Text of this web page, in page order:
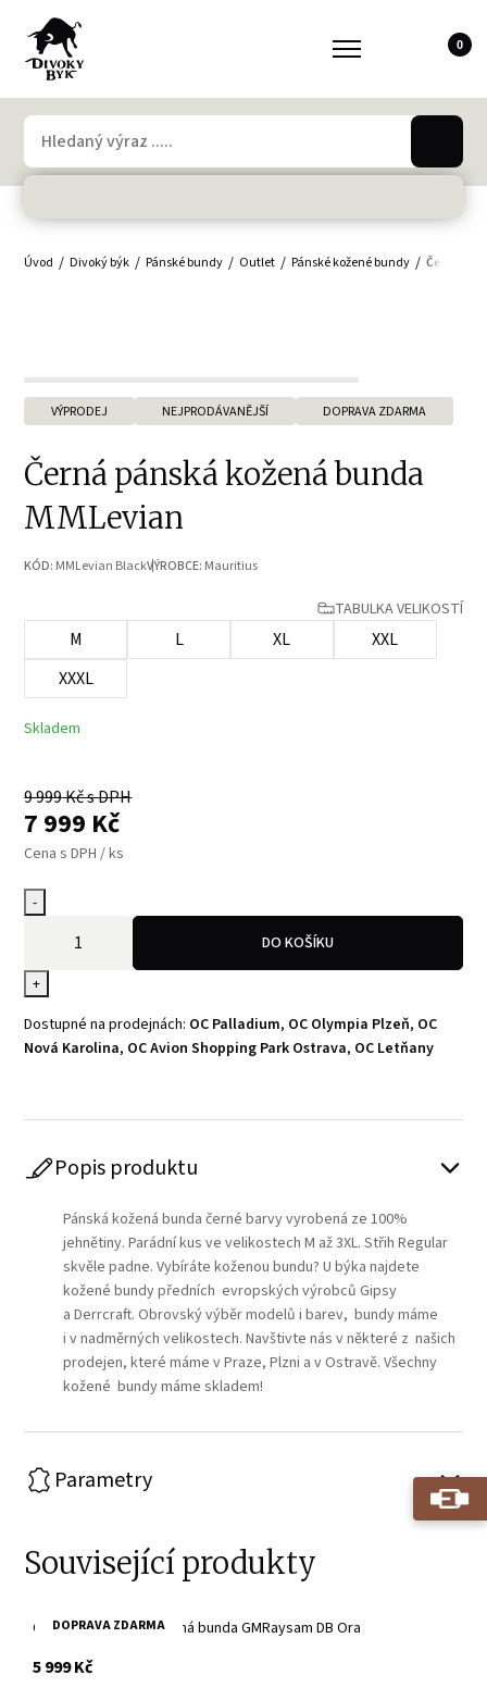
0
Úvod Divoký býk Pánské bundy Outlet Pánské kožené bundy Černá
VÝPRODEJ NEJPRODÁVANĚJŠÍ DOPRAVA ZDARMA
Černá pánská kožená bunda
MMLevian
KÓD: MMLevian BlackVÝROBCE: Mauritius
TABULKA VELIKOSTÍ
M L XL
XXL
XXXL
Skladem
9 999Kč s DPH
7 999 Kč
Cena s DPH / ks
-
+
DO KOŠÍKU
Dostupné na prodejnách: OC Palladium, OC Olympia Plzeň, OC
Nová Karolina, OC Avion Shopping Park Ostrava, OC Letňany
Popis produktu
Pánská kožená bunda černé barvy vyrobená ze 100%
jehnětiny. Parádní kus ve velikostech M až 3XL. Střih Regular
skvěle padne. Vybíráte koženou bundu? U býka najdete
kožené bundy předních evropských výrobců Gipsy
a Derrcraft. Obrovský výběr modelů i barev, bundy máme
i v nadměrných velikostech. Navštivte nás v některé z našich
prodejen, které máme v Praze, Plzni a v Ostravě. Všechny
kožené bundy máme skladem!
Parametry
Související produkty
DOPRAVA ZDARMA
Oranžová pánská kožená bunda GMRaysam DB Ora
5 999 Kčs DPH